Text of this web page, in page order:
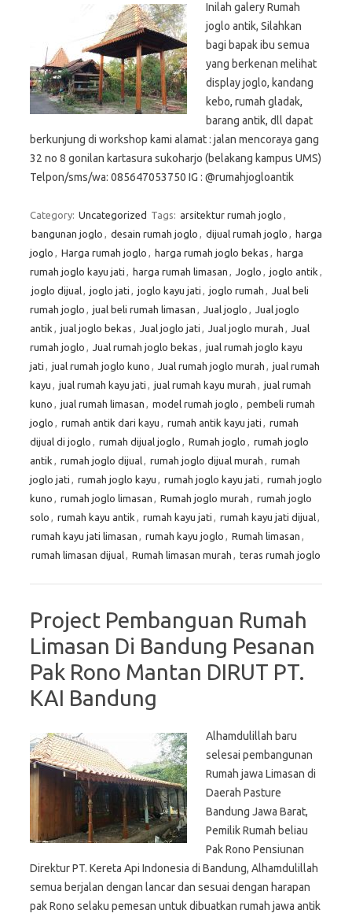
Inilah galery Rumah
joglo antik, Silahkan
bagi bapak ibu semua
yang berkenan melihat
display joglo, kandang
kebo, rumah gladak,
barang antik, dll dapat
berkunjung di workshop kami alamat : jalan mencoraya gang
32 no 8 gonilan kartasura sukoharjo (belakang kampus UMS)
Telpon/sms/wa: 085647053750 IG : @rumahjogloantik
Category: Uncategorized Tags: arsitektur rumah joglo ,
bangunan joglo , desain rumah joglo , dijual rumah joglo , harga
joglo , Harga rumah joglo , harga rumah joglo bekas , harga
rumah joglo kayu jati , harga rumah limasan , Joglo , joglo antik ,
joglo dijual, joglo jati , joglo kayu jati , joglo rumah , Jual beli
rumah joglo , jual beli rumah limasan , Jual joglo , Jual joglo
antik , jual joglo bekas , Jual joglo jati , Jual joglo murah , Jual
rumah joglo , Jual rumah joglo bekas , jual rumah joglo kayu
jati , jual rumah joglo kuno , Jual rumah joglo murah , jual rumah
kayu , jual rumah kayu jati , jual rumah kayu murah , jual rumah
kuno , jual rumah limasan , model rumah joglo , pembeli rumah
joglo , rumah antik dari kayu , rumah antik kayu jati , rumah
dijual di joglo , rumah dijual joglo , Rumah joglo , rumah joglo
antik , rumah joglo dijual, rumah joglo dijual murah , rumah
joglo jati , rumah joglo kayu , rumah joglo kayu jati , rumah joglo
kuno , rumah joglo limasan , Rumah joglo murah , rumah joglo
solo , rumah kayu antik , rumah kayu jati , rumah kayu jati dijual,
rumah kayu jati limasan , rumah kayu joglo , Rumah limasan ,
rumah limasan dijual, Rumah limasan murah , teras rumah joglo
Project Pembanguan Rumah
Limasan Di Bandung Pesanan
Pak Rono Mantan DIRUT PT.
KAI Bandung
Alhamdulillah baru
selesai pembangunan
Rumah jawa Limasan di
Daerah Pasture
Bandung Jawa Barat,
Pemilik Rumah beliau
Pak Rono Pensiunan
Direktur PT. Kereta Api Indonesia di Bandung, Alhamdulillah
semua berjalan dengan lancar dan sesuai dengan harapan
pak Rono selaku pemesan untuk dibuatkan rumah jawa antik